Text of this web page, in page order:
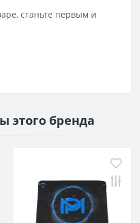
станьте первым и
этого бренда